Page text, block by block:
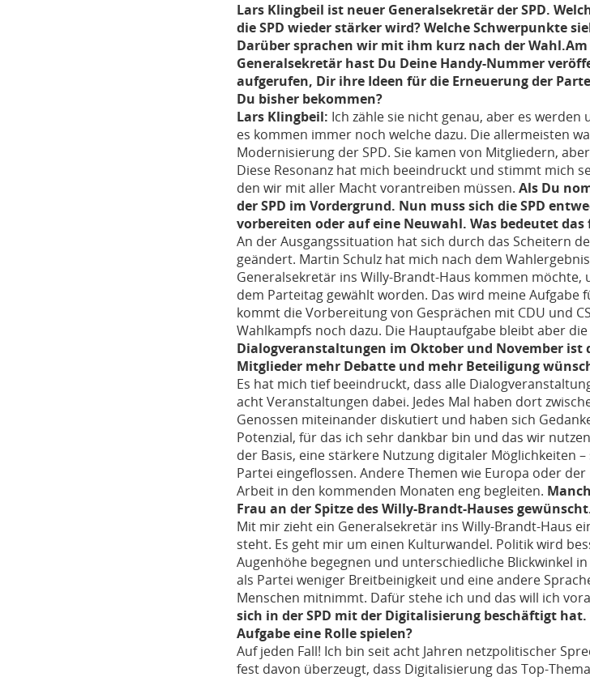
Lars Klingbeil ist neuer Generalsekretär der SPD.
die SPD wieder stärker wird? Welche Schwerpunkte
Darüber sprachen wir mit ihm kurz nach der Wahl.
Generalsekretär hast Du Deine Handy-Nummer
aufgerufen, Dir ihre Ideen für die Erneuerung der
Du bisher bekommen?
Lars Klingbeil: Ich zähle sie nicht genau, aber es
es kommen immer noch welche dazu. Die allermeisten
Modernisierung der SPD. Sie kamen von Mitgliedern,
Diese Resonanz hat mich beeindruckt und stimmt mich
den wir mit aller Macht vorantreiben müssen. Als Du
der SPD im Vordergrund. Nun muss sich die SPD
vorbereiten oder auf eine Neuwahl. Was bedeutet
An der Ausgangssituation hat sich durch das Scheitern
geändert. Martin Schulz hat mich nach dem
Generalsekretär ins Willy-Brandt-Haus kommen
dem Parteitag gewählt worden. Das wird meine Aufgabe
kommt die Vorbereitung von Gesprächen mit CDU und
Wahlkampfs noch dazu. Die Hauptaufgabe bleibt aber
Dialogveranstaltungen im Oktober und November ist
Mitglieder mehr Debatte und mehr Beteiligung
Es hat mich tief beeindruckt, dass alle
acht Veranstaltungen dabei. Jedes Mal haben dort
Genossen miteinander diskutiert und haben sich
Potenzial, für das ich sehr dankbar bin und das wir
der Basis, eine stärkere Nutzung digitaler Möglichkeiten
Partei eingeflossen. Andere Themen wie Europa oder
Arbeit in den kommenden Monaten eng begleiten.
Frau an der Spitze des Willy-Brandt-Hauses
Mit mir zieht ein Generalsekretär ins Willy-Brandt-Haus
steht. Es geht mir um einen Kulturwandel. Politik wird
Augenhöhe begegnen und unterschiedliche Blickwinkel
als Partei weniger Breitbeinigkeit und eine andere
Menschen mitnimmt. Dafür stehe ich und das will ich
sich in der SPD mit der Digitalisierung beschäftigt
Aufgabe eine Rolle spielen?
Auf jeden Fall! Ich bin seit acht Jahren netzpolitischer
fest davon überzeugt, dass Digitalisierung das Top-